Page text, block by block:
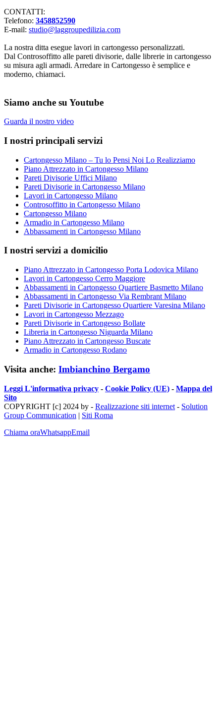
CONTATTI:
Telefono: 3458852590
E-mail: studio@laggroupedilizia.com
La nostra ditta esegue lavori in cartongesso personalizzati.
Dal Controsoffitto alle pareti divisorie, dalle librerie in cartongesso
su misura agli armadi. Arredare in Cartongesso è semplice e
moderno, chiamaci.
Siamo anche su Youtube
Guarda il nostro video
I nostri principali servizi
Cartongesso Milano – Tu lo Pensi Noi Lo Realizziamo
Piano Attrezzato in Cartongesso Milano
Pareti Divisorie Uffici Milano
Pareti Divisorie in Cartongesso Milano
Lavori in Cartongesso Milano
Controsoffitto in Cartongesso Milano
Cartongesso Milano
Armadio in Cartongesso Milano
Abbassamenti in Cartongesso Milano
I nostri servizi a domicilio
Piano Attrezzato in Cartongesso Porta Lodovica Milano
Lavori in Cartongesso Cerro Maggiore
Abbassamenti in Cartongesso Quartiere Basmetto Milano
Abbassamenti in Cartongesso Via Rembrant Milano
Pareti Divisorie in Cartongesso Quartiere Varesina Milano
Lavori in Cartongesso Mezzago
Pareti Divisorie in Cartongesso Bollate
Libreria in Cartongesso Niguarda Milano
Piano Attrezzato in Cartongesso Buscate
Armadio in Cartongesso Rodano
Visita anche: Imbianchino Bergamo
Leggi L'informativa privacy - Cookie Policy (UE) - Mappa del
Sito
COPYRIGHT [c] 2024 by - Realizzazione siti internet - Solution
Group Communication | Siti Roma
Chiama oraWhatsappEmail